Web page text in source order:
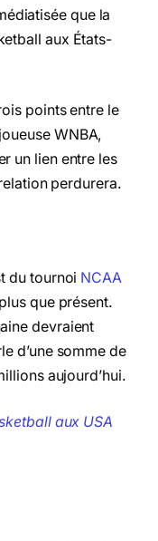
que la
aux États-
points entre le
WNBA,
un lien entre les
perdurera.
du tournoi NCAA
que présent.
devraient
d’une somme de
aujourd’hui.
aux USA